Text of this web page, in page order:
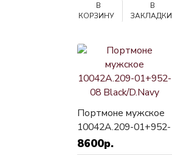
В
КОРЗИНУ
В
ЗАКЛАДКИ
Портмоне мужское
10042A.209-01+952-
08 Black/D.Navy
8600р.